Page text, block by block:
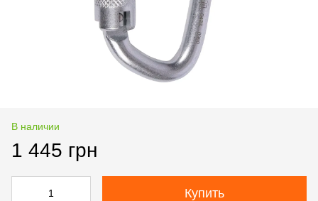
В наличии
1 445 грн
Купить